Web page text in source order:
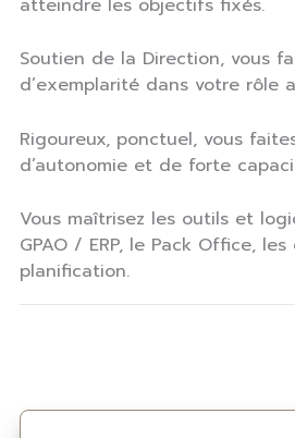
Soutien de la Direction, vous
d’exemplarité dans votre rôle
Rigoureux, ponctuel, vous
d’autonomie et de forte
Vous maîtrisez les outils et
GPAO / ERP, le Pack Office,
planification.